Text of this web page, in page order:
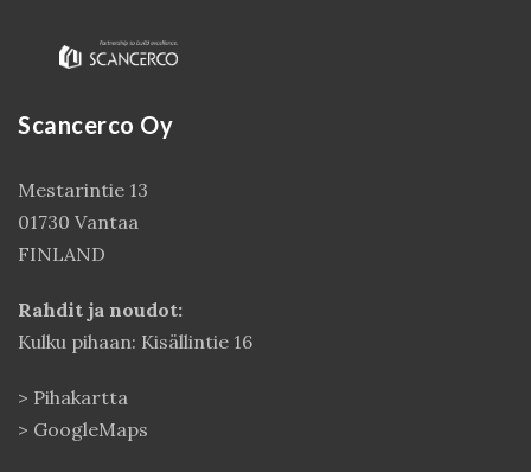
Scancerco Oy
Mestarintie 13
01730 Vantaa
FINLAND
Rahdit ja noudot:
Kulku pihaan: Kisällintie 16
> Pihakartta
> GoogleMaps